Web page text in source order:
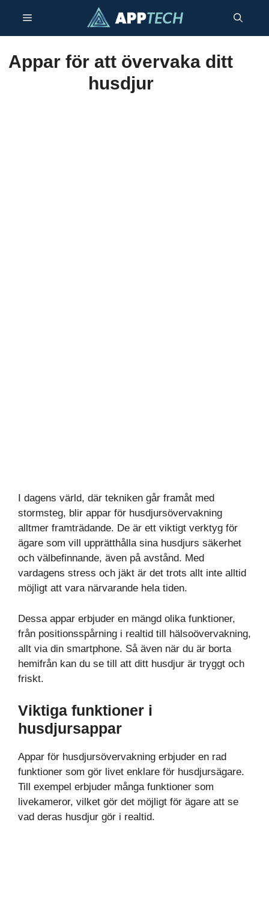
innehåll
Meny
Appar för att övervaka ditt
husdjur
I dagens värld, där tekniken går framåt med
stormsteg, blir appar för husdjursövervakning
alltmer framträdande. De är ett viktigt verktyg för
ägare som vill upprätthålla sina husdjurs säkerhet
och välbefinnande, även på avstånd. Med
vardagens stress och jäkt är det trots allt inte alltid
möjligt att vara närvarande hela tiden.
Dessa appar erbjuder en mängd olika funktioner,
från positionsspårning i realtid till hälsoövervakning,
allt via din smartphone. Så även när du är borta
hemifrån kan du se till att ditt husdjur är tryggt och
friskt.
Viktiga funktioner i
husdjursappar
Appar för husdjursövervakning erbjuder en rad
funktioner som gör livet enklare för husdjursägare.
Till exempel erbjuder många funktioner som
livekameror, vilket gör det möjligt för ägare att se
vad deras husdjur gör i realtid.